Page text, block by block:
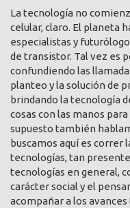
La tecnología no
celular, claro. El planeta
especialistas y
de transistor. Tal vez es
confundiendo las
planteo y la solución de
brindando la tecnología
cosas con las manos
supuesto también
buscamos aquí es correr
tecnologías, tan
tecnologías en general,
carácter social y el
acompañar a los